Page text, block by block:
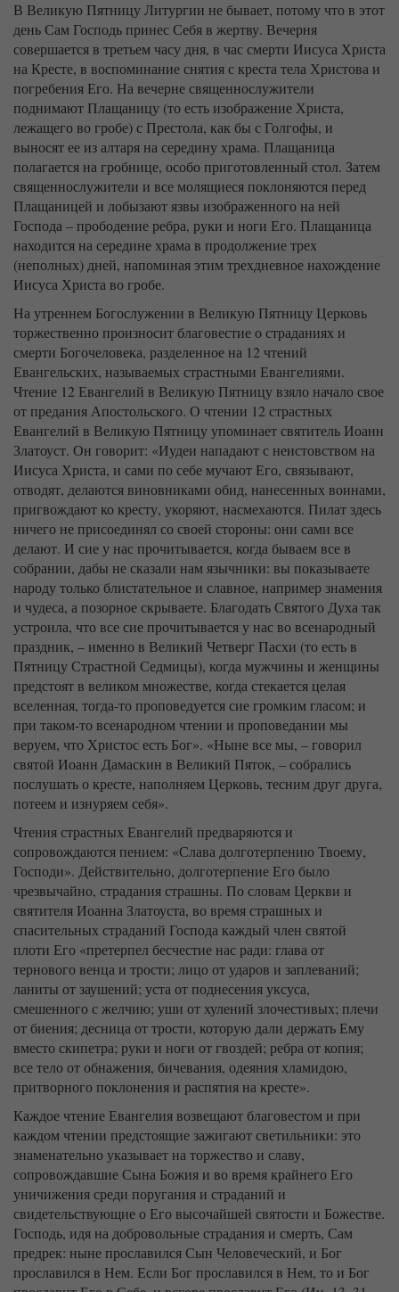
В Великую Пятницу Литургии не бывает, потому что в этот
день Сам Господь принес Себя в жертву. Вечерня
совершается в третьем часу дня, в час смерти Иисуса Христа
на Кресте, в воспоминание снятия с креста тела Христова и
погребения Его. На вечерне священнослужители
поднимают Плащаницу (то есть изображение Христа,
лежащего во гробе) с Престола, как бы с Голгофы, и
выносят ее из алтаря на середину храма. Плащаница
полагается на гробнице, особо приготовленный стол. Затем
священнослужители и все молящиеся поклоняются перед
Плащаницей и лобызают язвы изображенного на ней
Господа – прободение ребра, руки и ноги Его. Плащаница
находится на середине храма в продолжение трех
(неполных) дней, напоминая этим трехдневное нахождение
Иисуса Христа во гробе.
На утреннем Богослужении в Великую Пятницу Церковь
торжественно произносит благовестие о страданиях и
смерти Богочеловека, разделенное на 12 чтений
Евангельских, называемых страстными Евангелиями.
Чтение 12 Евангелий в Великую Пятницу взяло начало свое
от предания Апостольского. О чтении 12 страстных
Евангелий в Великую Пятницу упоминает святитель Иоанн
Златоуст. Он говорит: «Иудеи нападают с неистовством на
Иисуса Христа, и сами по себе мучают Его, связывают,
отводят, делаются виновниками обид, нанесенных воинами,
пригвождают ко кресту, укоряют, насмехаются. Пилат здесь
ничего не присоединял со своей стороны: они сами все
делают. И сие у нас прочитывается, когда бываем все в
собрании, дабы не сказали нам язычники: вы показываете
народу только блистательное и славное, например знамения
и чудеса, а позорное скрываете. Благодать Святого Духа так
устроила, что все сие прочитывается у нас во всенародный
праздник, – именно в Великий Четверг Пасхи (то есть в
Пятницу Страстной Седмицы), когда мужчины и женщины
предстоят в великом множестве, когда стекается целая
вселенная, тогда-то проповедуется сие громким гласом; и
при таком-то всенародном чтении и проповедании мы
веруем, что Христос есть Бог». «Ныне все мы, – говорил
святой Иоанн Дамаскин в Великий Пяток, – собрались
послушать о кресте, наполняем Церковь, тесним друг друга,
потеем и изнуряем себя».
Чтения страстных Евангелий предваряются и
сопровождаются пением: «Слава долготерпению Твоему,
Господи». Действительно, долготерпение Его было
чрезвычайно, страдания страшны. По словам Церкви и
святителя Иоанна Златоуста, во время страшных и
спасительных страданий Господа каждый член святой
плоти Его «претерпел бесчестие нас ради: глава от
тернового венца и трости; лицо от ударов и заплеваний;
ланиты от заушений; уста от поднесения уксуса,
смешенного с желчию; уши от хулений злочестивых; плечи
от биения; десница от трости, которую дали держать Ему
вместо скипетра; руки и ноги от гвоздей; ребра от копия;
все тело от обнажения, бичевания, одеяния хламидою,
притворного поклонения и распятия на кресте».
Каждое чтение Евангелия возвещают благовестом и при
каждом чтении предстоящие зажигают светильники: это
знаменательно указывает на торжество и славу,
сопровождавшие Сына Божия и во время крайнего Его
уничижения среди поругания и страданий и
свидетельствующие о Его высочайшей святости и Божестве.
Господь, идя на добровольные страдания и смерть, Сам
предрек: ныне прославился Сын Человеческий, и Бог
прославился в Нем. Если Бог прославился в Нем, то и Бог